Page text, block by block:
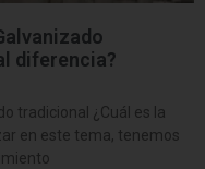
diferencia?
tradicional ¿Cuál es la
en este tema, tenemos